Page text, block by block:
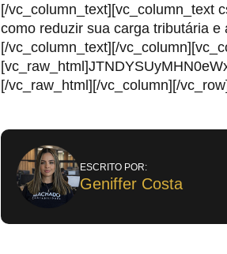
[/vc_column_text][vc_column_text
como reduzir sua carga tributária
[/vc_column_text][/
[/vc_raw_html][/vc_column][/
ESCRITO POR:
Geniffer Costa